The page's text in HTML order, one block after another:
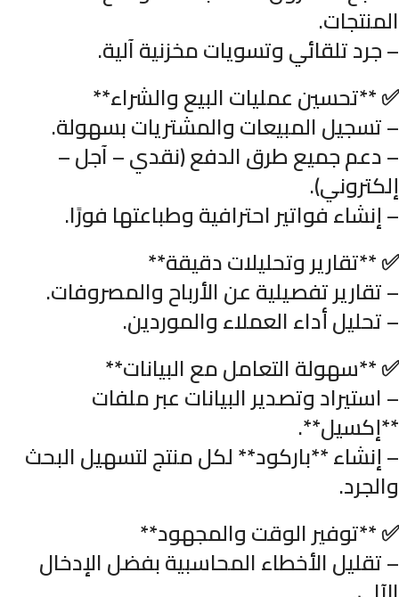
المنتجات.
– جرد تلقائي وتسويات مخزنية آلية.
✅ **تحسين عمليات البيع والشراء**
– تسجيل المبيعات والمشتريات بسهولة.
– دعم جميع طرق الدفع (نقدي – آجل –
إلكتروني).
– إنشاء فواتير احترافية وطباعتها فورًا.
✅ **تقارير وتحليلات دقيقة**
– تقارير تفصيلية عن الأرباح والمصروفات.
– تحليل أداء العملاء والموردين.
✅ **سهولة التعامل مع البيانات**
– استيراد وتصدير البيانات عبر ملفات
**إكسيل**.
– إنشاء **باركود** لكل منتج لتسهيل البحث
والجرد.
✅ **توفير الوقت والمجهود**
– تقليل الأخطاء المحاسبية بفضل الإدخال